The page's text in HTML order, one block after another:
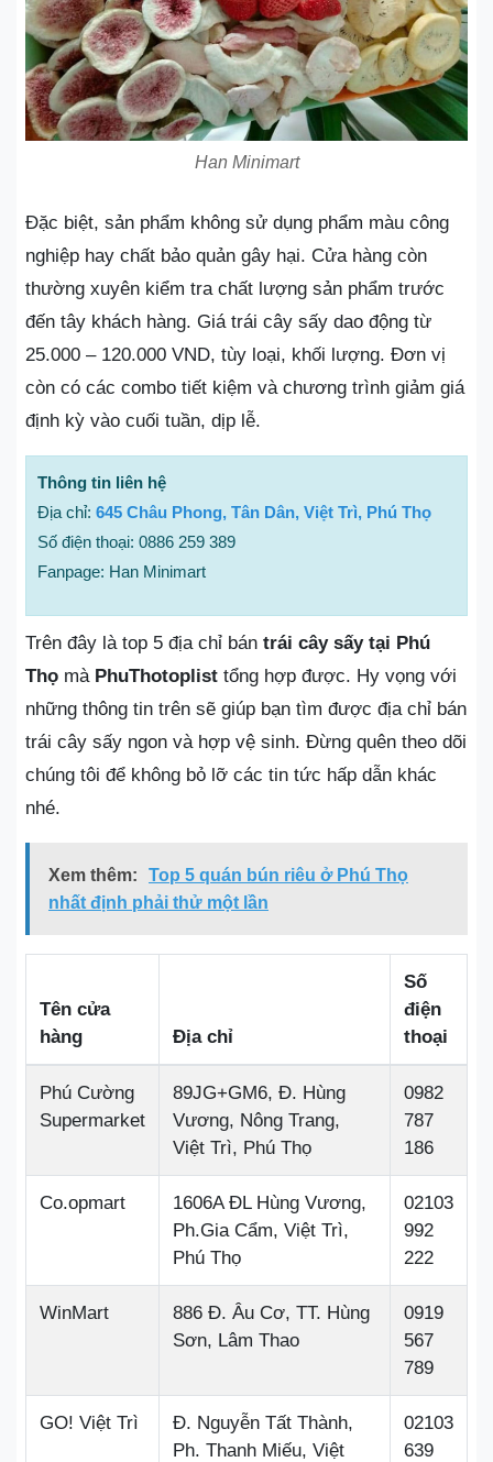
Han Minimart
Đặc biệt, sản phẩm không sử dụng phẩm màu công
nghiệp hay chất bảo quản gây hại. Cửa hàng còn
thường xuyên kiểm tra chất lượng sản phẩm trước
đến tây khách hàng. Giá trái cây sấy dao động từ
25.000 – 120.000 VND, tùy loại, khối lượng. Đơn vị
còn có các combo tiết kiệm và chương trình giảm giá
định kỳ vào cuối tuần, dịp lễ.
Thông tin liên hệ
Địa chỉ: 645 Châu Phong, Tân Dân, Việt Trì, Phú Thọ
Số điện thoại: 0886 259 389
Fanpage: Han Minimart
Trên đây là top 5 địa chỉ bán trái cây sấy tại Phú
Thọ mà PhuThotoplist tổng hợp được. Hy vọng với
những thông tin trên sẽ giúp bạn tìm được địa chỉ bán
trái cây sấy ngon và hợp vệ sinh. Đừng quên theo dõi
chúng tôi để không bỏ lỡ các tin tức hấp dẫn khác
nhé.
Xem thêm:
Top 5 quán bún riêu ở Phú Thọ
nhất định phải thử một lần
Tên cửa
hàng
Địa chỉ
Số
điện
thoại
Phú Cường
Supermarket
89JG+GM6, Đ. Hùng
Vương, Nông Trang,
Việt Trì, Phú Thọ
0982
787
186
Co.opmart
1606A ĐL Hùng Vương,
Ph.Gia Cẩm, Việt Trì,
Phú Thọ
02103
992
222
WinMart
886 Đ. Âu Cơ, TT. Hùng
Sơn, Lâm Thao
0919
567
789
GO! Việt Trì
Đ. Nguyễn Tất Thành,
Ph. Thanh Miếu, Việt
02103
639